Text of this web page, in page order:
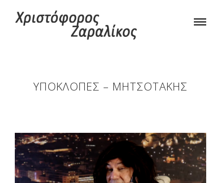
ΥΠΟΚΛΟΠΈΣ – ΜΗΤΣΟΤΆΚΗΣ